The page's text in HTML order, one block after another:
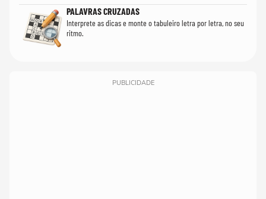
PALAVRAS CRUZADAS
Interprete as dicas e monte o tabuleiro letra por letra, no seu
ritmo.
PUBLICIDADE